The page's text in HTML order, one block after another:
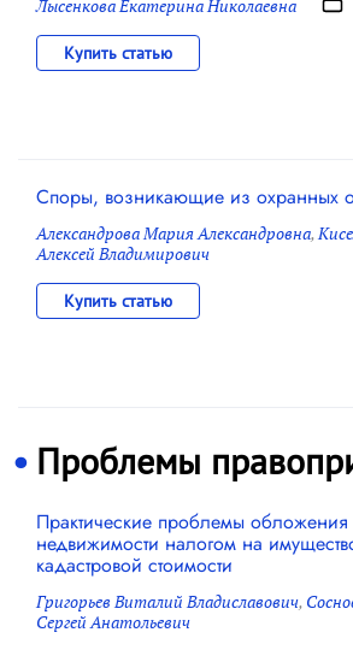
Лысенкова Екатерина Николаевна
Купить статью
Споры, возникающие из охранных
Александрова Мария Александровна,
Алексей Владимирович
Купить статью
Проблемы
Практические проблемы обложения
недвижимости налогом на
кадастровой стоимости
Григорьев Виталий Владиславович,
Сергей Анатольевич